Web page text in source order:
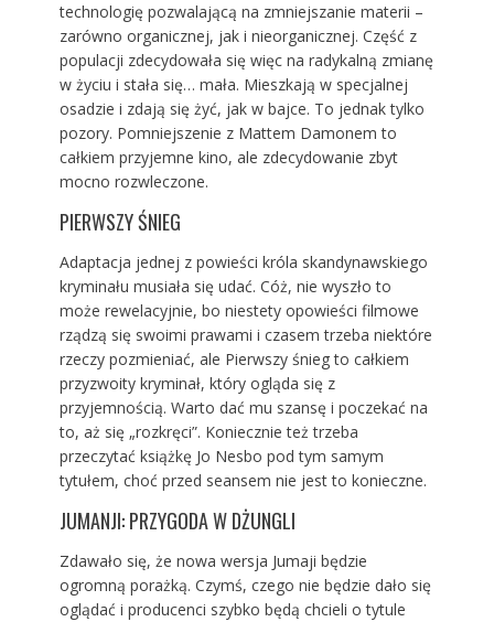
technologię pozwalającą na zmniejszanie materii –
zarówno organicznej, jak i nieorganicznej. Część z
populacji zdecydowała się więc na radykalną zmianę
w życiu i stała się… mała. Mieszkają w specjalnej
osadzie i zdają się żyć, jak w bajce. To jednak tylko
pozory. Pomniejszenie z Mattem Damonem to
całkiem przyjemne kino, ale zdecydowanie zbyt
mocno rozwleczone.
PIERWSZY ŚNIEG
Adaptacja jednej z powieści króla skandynawskiego
kryminału musiała się udać. Cóż, nie wyszło to
może rewelacyjnie, bo niestety opowieści filmowe
rządzą się swoimi prawami i czasem trzeba niektóre
rzeczy pozmieniać, ale Pierwszy śnieg to całkiem
przyzwoity kryminał, który ogląda się z
przyjemnością. Warto dać mu szansę i poczekać na
to, aż się „rozkręci”. Koniecznie też trzeba
przeczytać książkę Jo Nesbo pod tym samym
tytułem, choć przed seansem nie jest to konieczne.
JUMANJI: PRZYGODA W DŻUNGLI
Zdawało się, że nowa wersja Jumaji będzie
ogromną porażką. Czymś, czego nie będzie dało się
oglądać i producenci szybko będą chcieli o tytule